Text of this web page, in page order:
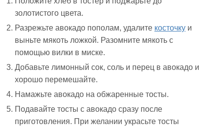
золотистого цвета.
Разрежьте авокадо пополам, удалите косточку и
выньте мякоть ложкой. Разомните мякоть с
помощью вилки в миске.
Добавьте лимонный сок, соль и перец в авокадо и
хорошо перемешайте.
Намажьте авокадо на обжаренные тосты.
Подавайте тосты с авокадо сразу после
приготовления. При желании украсьте тосты